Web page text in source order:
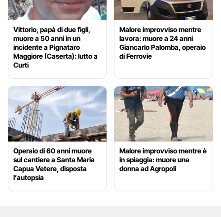
Vittorio, papà di due figli,
muore a 50 anni in un
incidente a Pignataro
Maggiore (Caserta): lutto a
Curti
Malore improvviso mentre
lavora: muore a 24 anni
Giancarlo Palomba, operaio
di Ferrovie
Operaio di 60 anni muore
sul cantiere a Santa Maria
Capua Vetere, disposta
l’autopsia
Malore improvviso mentre è
in spiaggia: muore una
donna ad Agropoli